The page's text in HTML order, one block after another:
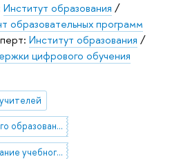
Институт образования /
образовательных программ
Институт образования /
цифрового обучения
ФГОС общего образования
проектирование учебного занятия